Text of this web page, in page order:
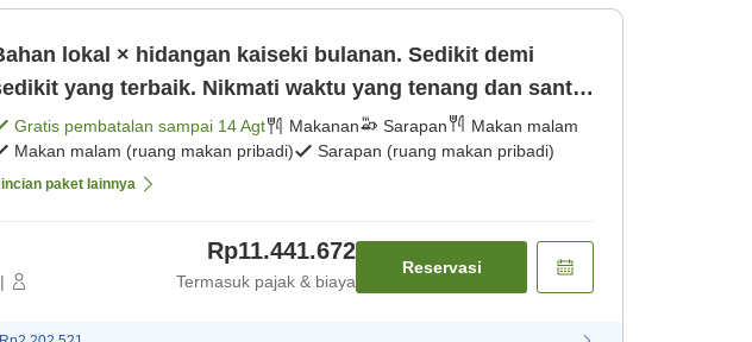
lokal × hidangan kaiseki bulanan. Sedikit demi
yang terbaik. Nikmati waktu yang tenang dan santai
bersantap d [Makan malam] [Sarapan]
Gratis pembatalan sampai 14 Agt Makanan Sarapan
Makan malam
Makan malam (ruang makan pribadi)
Sarapan (ruang makan pribadi)
paket lainnya
|
Rp11.441.672
Termasuk pajak & biaya
Reservasi